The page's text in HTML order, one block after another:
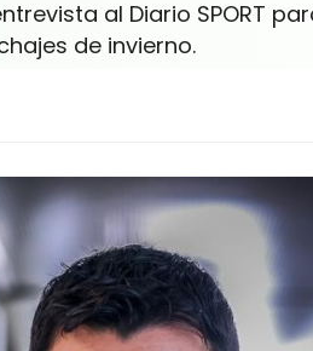
al Diario SPORT
de invierno.